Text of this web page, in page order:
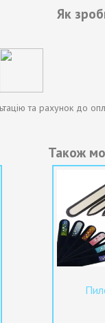
Як
та рахунок до
Також